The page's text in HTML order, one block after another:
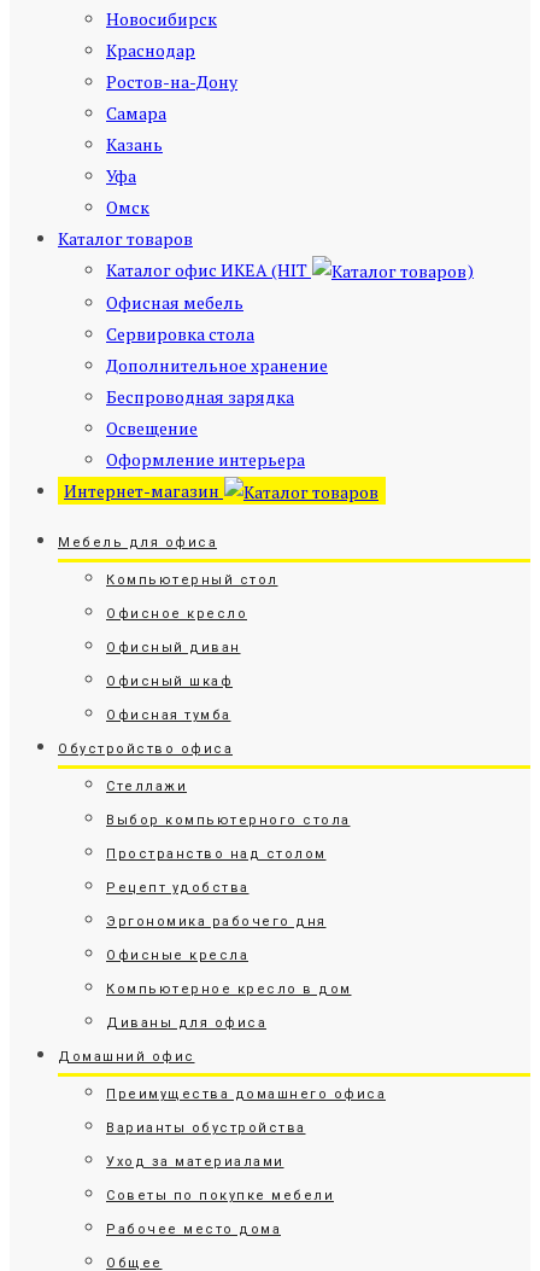
Новосибирск
Краснодар
Ростов-на-Дону
Самара
Казань
Уфа
Омск
Каталог товаров
Каталог офис ИКЕА (HIT
)
Офисная мебель
Сервировка стола
Дополнительное хранение
Беспроводная зарядка
Освещение
Оформление интерьера
Интернет-магазин
Мебель для офиса
Компьютерный стол
Офисное кресло
Офисный диван
Офисный шкаф
Офисная тумба
Обустройство офиса
Стеллажи
Выбор компьютерного стола
Пространство над столом
Рецепт удобства
Эргономика рабочего дня
Офисные кресла
Компьютерное кресло в дом
Диваны для офиса
Домашний офис
Преимущества домашнего офиса
Варианты обустройства
Уход за материалами
Советы по покупке мебели
Рабочее место дома
Общее